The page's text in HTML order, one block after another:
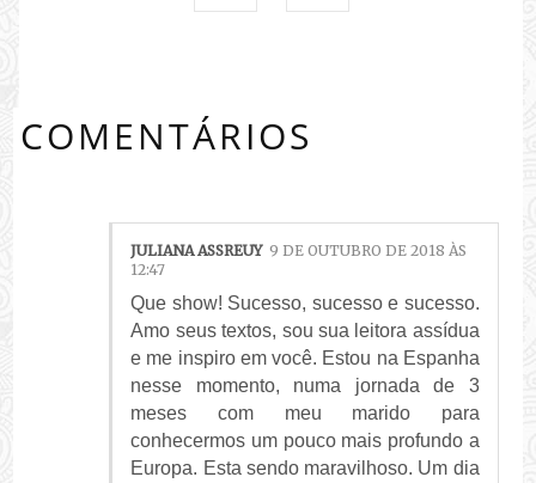
COMENTÁRIOS
JULIANA ASSREUY 9 DE OUTUBRO DE 2018 ÀS
12:47
Que show! Sucesso, sucesso e sucesso.
Amo seus textos, sou sua leitora assídua
e me inspiro em você. Estou na Espanha
nesse momento, numa jornada de 3
meses com meu marido para
conhecermos um pouco mais profundo a
Europa. Esta sendo maravilhoso. Um dia